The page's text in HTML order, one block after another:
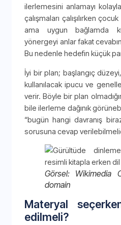
ilerlemesini anlamayı
çalışmaları çalışılırken
ama uygun bağlamda
yönergeyi anlar fakat
Bu nedenle hedefin küçük
İyi bir plan; başlangıç
kullanılacak ipucu ve
verir. Böyle bir plan
bile ilerleme dağınık
“bugün hangi davranış
sorusuna cevap
Görsel: Wikimedia
domain
Materyal
edilmeli?